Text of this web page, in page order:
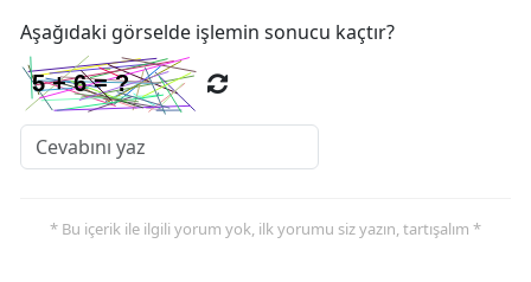
Aşağıdaki görselde işlemin sonucu kaçtır?
* Bu içerik ile ilgili yorum yok, ilk yorumu siz yazın, tartışalım *